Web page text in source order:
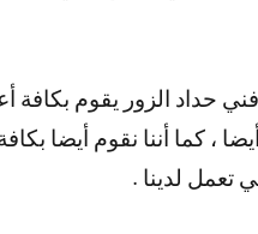
حداد الزور يقوم بكافة
، كما أننا نقوم أيضا
تعمل لدينا .